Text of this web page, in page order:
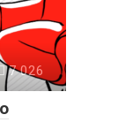
7 026